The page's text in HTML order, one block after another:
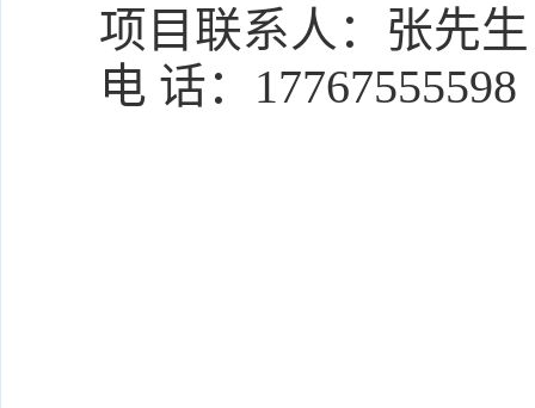
项目联系人： 张先生
电 话： 17767555598